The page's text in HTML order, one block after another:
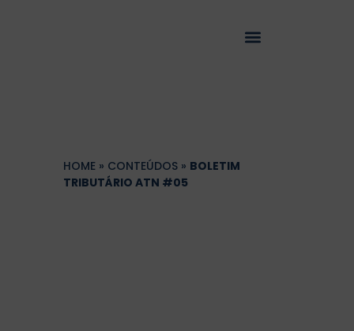
HOME » CONTEÚDOS » BOLETIM
TRIBUTÁRIO ATN #05